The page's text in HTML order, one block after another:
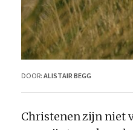
DOOR: ALISTAIR BEGG
Christenen zijn niet